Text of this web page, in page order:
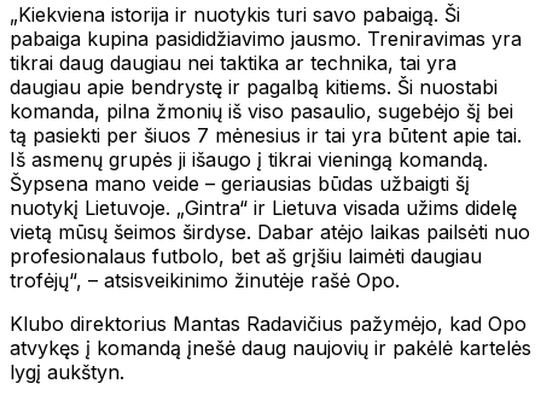
„Kiekviena istorija ir nuotykis turi savo pabaigą. Ši
pabaiga kupina pasididžiavimo jausmo. Treniravimas yra
tikrai daug daugiau nei taktika ar technika, tai yra
daugiau apie bendrystę ir pagalbą kitiems. Ši nuostabi
komanda, pilna žmonių iš viso pasaulio, sugebėjo šį bei
tą pasiekti per šiuos 7 mėnesius ir tai yra būtent apie tai.
Iš asmenų grupės ji išaugo į tikrai vieningą komandą.
Šypsena mano veide – geriausias būdas užbaigti šį
nuotykį Lietuvoje. „Gintra“ ir Lietuva visada užims didelę
vietą mūsų šeimos širdyse. Dabar atėjo laikas pailsėti nuo
profesionalaus futbolo, bet aš grįšiu laimėti daugiau
trofėjų“, – atsisveikinimo žinutėje rašė Opo.
Klubo direktorius Mantas Radavičius pažymėjo, kad Opo
atvykęs į komandą įnešė daug naujovių ir pakėlė kartelės
lygį aukštyn.